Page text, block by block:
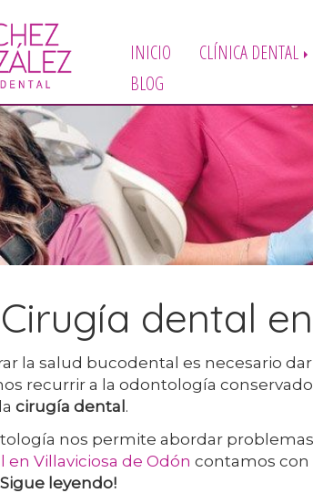
INICIO CLÍNICA DENTAL
BLOG
Cirugía dental
la salud bucodental es necesario
recurrir a la odontología
cirugía dental .
nos permite abordar
en Villaviciosa de Odón contamos con
leyendo!